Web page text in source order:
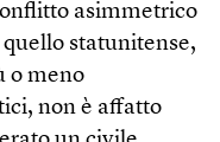
asimmetrico
statunitense,
o meno
non è affatto